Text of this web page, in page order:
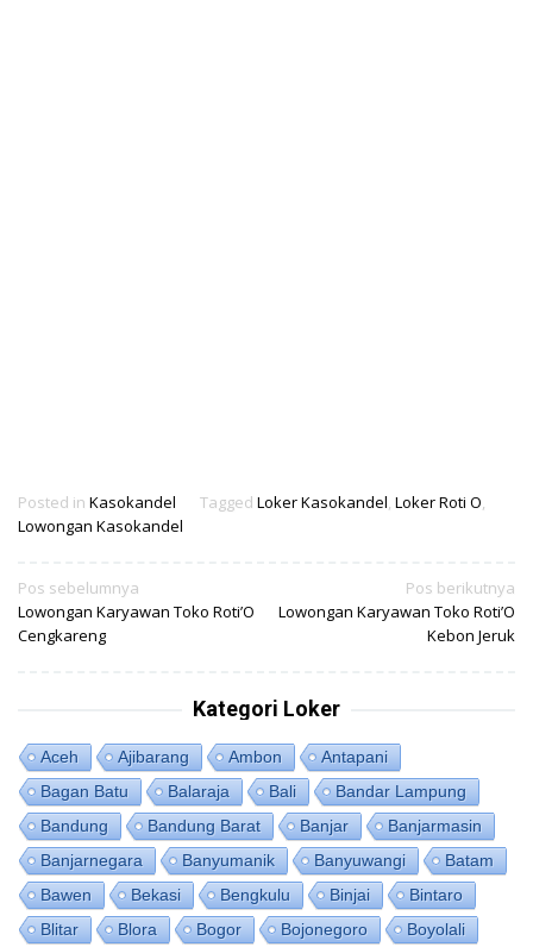
Posted in Kasokandel Tagged Loker Kasokandel, Loker Roti O,
Lowongan Kasokandel
Navigasi
pos
Pos sebelumnya
Lowongan Karyawan Toko Roti’O
Cengkareng
Pos berikutnya
Lowongan Karyawan Toko Roti’O
Kebon Jeruk
Kategori Loker
Aceh Ajibarang Ambon
Antapani
Bagan Batu
Balaraja Bali
Bandar Lampung
Bandung
Bandung Barat Banjar
Banjarmasin
Banjarnegara
Banyumanik Banyuwangi
Batam
Bawen
Bekasi Bengkulu Binjai
Bintaro
Blitar
Blora Bogor Bojonegoro
Boyolali